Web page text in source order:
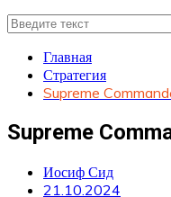
Главная
Стратегия
Supreme
Supreme
Иосиф Сид
21.10.2024